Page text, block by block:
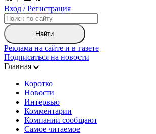
Вход / Регистрация
Найти
Реклама на сайте и в газете
Подписаться на новости
Главная
Коротко
Новости
Интервью
Комментарии
Компании сообщают
Самое читаемое